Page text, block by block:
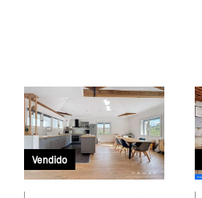
Vendido